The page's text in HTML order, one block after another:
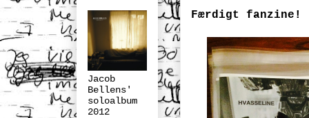
Færdigt fanzine!
Jacob
Bellens'
soloalbum
2012